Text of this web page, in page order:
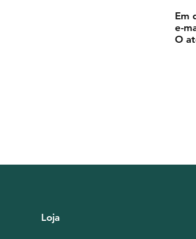
Em
e-
O
Loja